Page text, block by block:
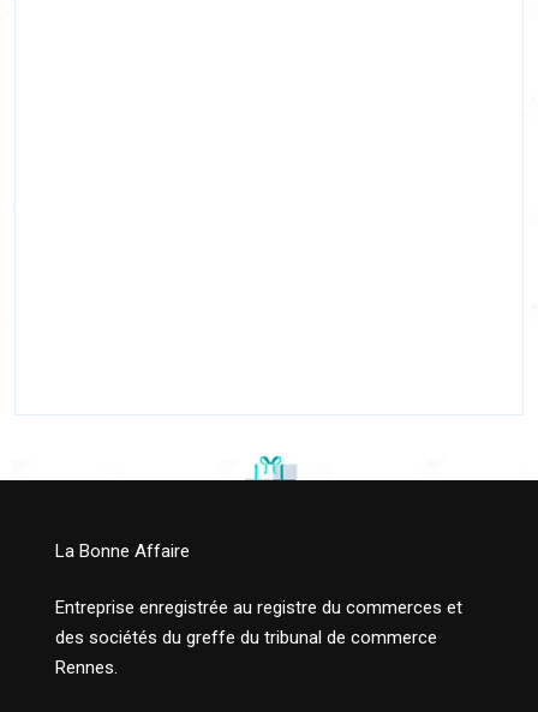
La Bonne Affaire
Entreprise enregistrée au registre du commerces et
des sociétés du greffe du tribunal de commerce
Rennes.